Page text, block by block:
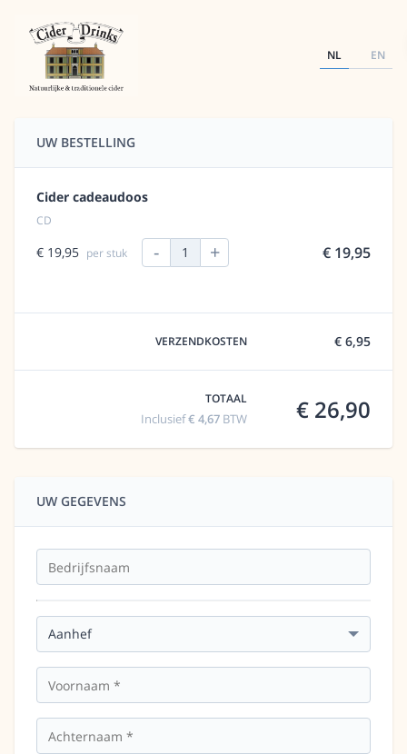
NL EN
UW BESTELLING
Cider cadeaudoos
CD
€ 19,95 per stuk - 1 + € 19,95
VERZENDKOSTEN € 6,95
TOTAAL
Inclusief€ 4,67 BTW € 26,90
UW GEGEVENS